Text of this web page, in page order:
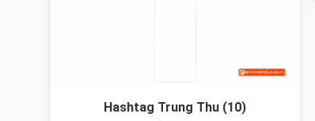
Hashtag Trung Thu (10)